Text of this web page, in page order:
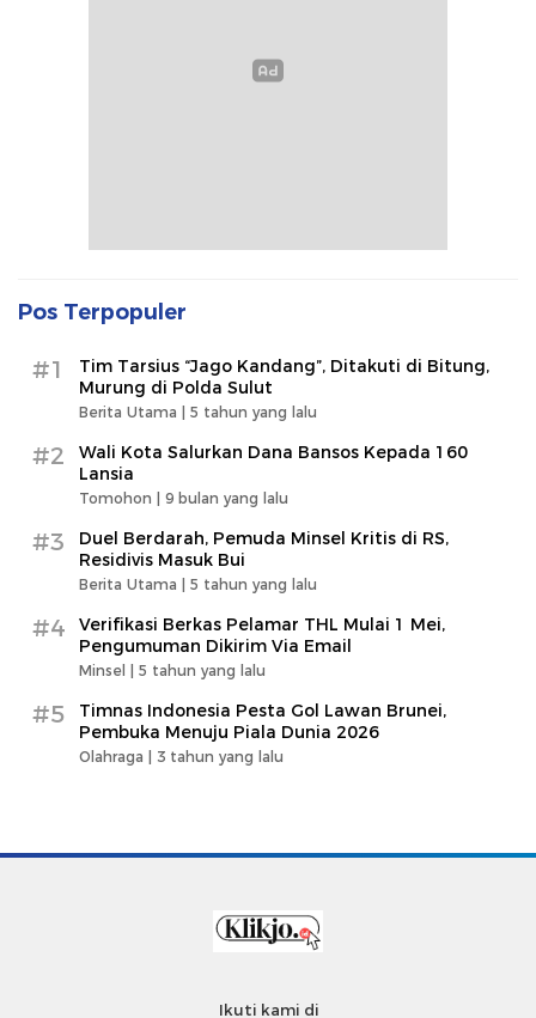
Pos Terpopuler
#1
Tim Tarsius “Jago Kandang”, Ditakuti di Bitung,
Murung di Polda Sulut
Berita Utama | 5 tahun yang lalu
#2
Wali Kota Salurkan Dana Bansos Kepada 160
Lansia
Tomohon | 9 bulan yang lalu
#3
Duel Berdarah, Pemuda Minsel Kritis di RS,
Residivis Masuk Bui
Berita Utama | 5 tahun yang lalu
#4
Verifikasi Berkas Pelamar THL Mulai 1 Mei,
Pengumuman Dikirim Via Email
Minsel | 5 tahun yang lalu
#5
Timnas Indonesia Pesta Gol Lawan Brunei,
Pembuka Menuju Piala Dunia 2026
Olahraga | 3 tahun yang lalu
Ikuti kami di